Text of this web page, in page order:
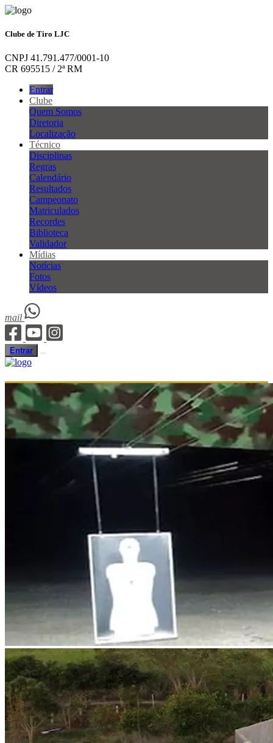
Clube de Tiro LJC
CNPJ 41.791.477/0001-10
CR 695515 / 2ª RM
Entrar
Clube
Quem Somos
Diretoria
Localização
Técnico
Disciplinas
Regras
Calendário
Resultados
Campeonato
Matriculados
Recordes
Biblioteca
Validador
Mídias
Notícias
Fotos
Vídeos
mail
Entrar